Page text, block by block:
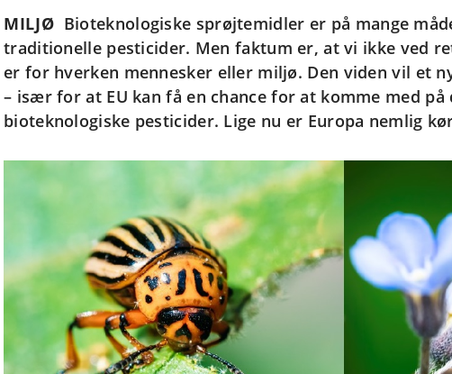
MILJØ Bioteknologiske sprøjtemidler er på mange
traditionelle pesticider. Men faktum er, at vi ikke ved
er for hverken mennesker eller miljø. Den viden vil et
– især for at EU kan få en chance for at komme med
bioteknologiske pesticider. Lige nu er Europa nemlig